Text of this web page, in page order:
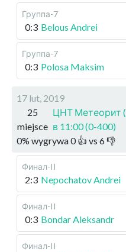
Группа-7
0:3 Belous Andrei
Группа-7
0:3 Polosa Maksim
17 lut, 2019
25
miejsce
ЦНТ Метеорит
в 11:00 (0-400)
0% wygrywa0👍 vs 6👎
Финал-II
2:3 Nepochatov Andrei
Финал-II
0:3 Bondar Aleksandr
Финал-II